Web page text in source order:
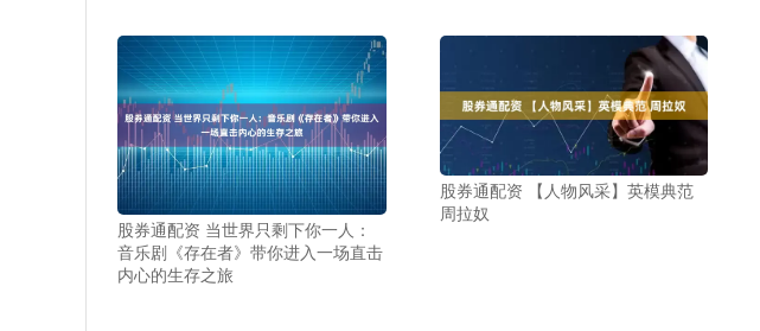
股券通配资 当世界只剩下你一人：
音乐剧《存在者》带你进入一场直击
内心的生存之旅
股券通配资 【人物风采】英模典范
周拉奴